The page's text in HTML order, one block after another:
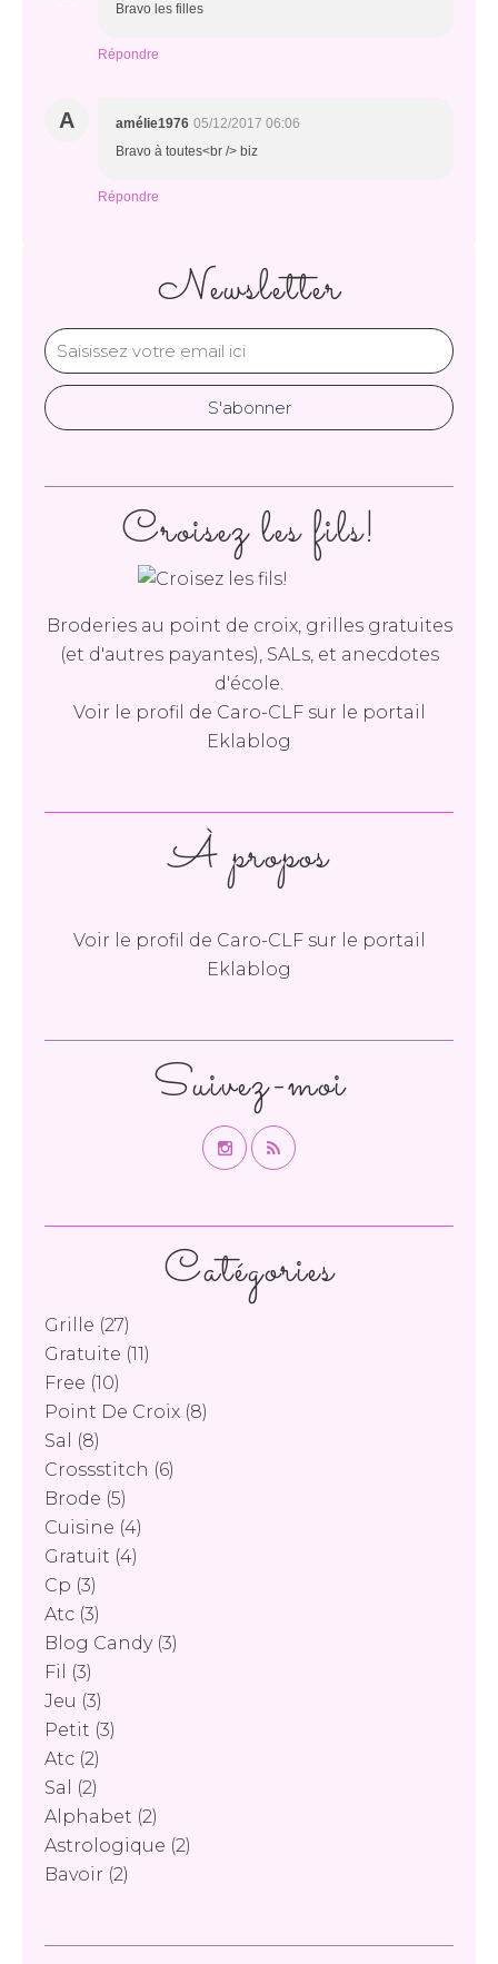
Bravo les filles
Répondre
A amélie1976 05/12/2017 06:06
Bravo à toutes<br /> biz
Répondre
Newsletter
Catégories
Grille (27)
Gratuite (11)
Free (10)
Point De Croix (8)
Sal
(8)
Crossstitch (6)
Brode (5)
Cuisine (4)
Gratuit (4)
Cp (3)
Atc (3)
Blog Candy(3)
Fil
(3)
Jeu (3)
Petit (3)
Atc (2)
Sal
(2)
Alphabet (2)
Astrologique (2)
Bavoir (2)
Croisez les fils!
Broderies au point de croix, grilles gratuites
(et d'autres payantes), SALs, et anecdotes
d'école.
Voir le profil de Caro-CLFsur le portail
Eklablog
Suivez-moi
À propos
Voir le profil de Caro-CLFsur le portail
Eklablog